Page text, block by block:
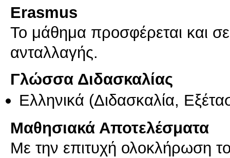
Erasmus
Το μάθημα προσφέρεται και
ανταλλαγής.
Γλώσσα Διδασκαλίας
Ελληνικά (Διδασκαλία,
Μαθησιακά Αποτελέσματα
Με την επιτυχή ολοκλήρωση